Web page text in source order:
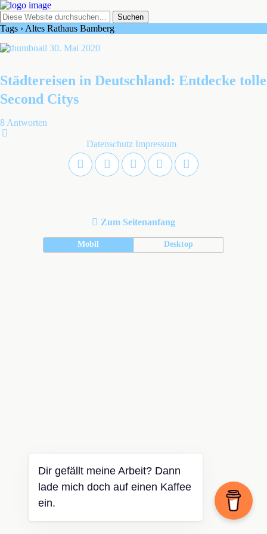
Tags › Altes Rathaus Bamberg
30. Mai 2020
Städtereisen in Deutschland: Entdecke tolle
Second Citys
8 Antworten
Datenschutz Impressum
Zum Seitenanfang
Mobil Desktop
Dir gefällt meine Arbeit? Dann
lade mich doch auf einen Kaffee
ein.